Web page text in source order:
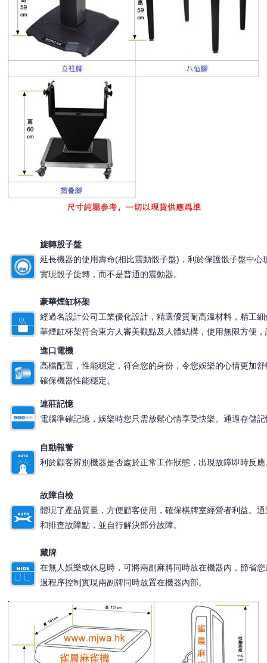
旋轉股子盤
延長機器的使用壽命(相比震動骰子盤)，利於保護骰子盤中
實現骰子旋轉，而不是普通的震動器。
豪華煙缸杯架
經過名設計公司工業優化設計，精選優質耐高溫材料，精工
華煙缸杯架符合東方人審美觀點及人體結構，使用無限方便
進口電機
高檔配置，性能穩定，符合您的身份，令您娛樂的心情更加
確保機器性能穩定。
連莊記憶
電腦準確記憶，娛樂時您只需放鬆心情享受快樂。通過存儲
自動報警
利於顧客辨別機器是否處於正常工作狀態，出現故障即時反
故障自檢
體現了產品質量，方便顧客使用，確保棋牌室經營者利益。
和排查故障點，並自行解決部分故障。
藏牌
在無人娛樂或休息時，可將兩副麻將同時放在機器內，節省
過程序控制實現兩副牌同時放置在機器內部。